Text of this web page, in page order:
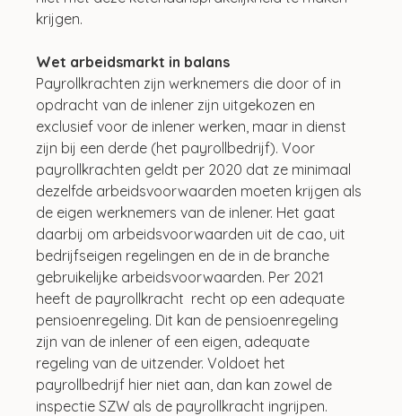
krijgen.
Wet arbeidsmarkt in balans
Payrollkrachten zijn werknemers die door of in
opdracht van de inlener zijn uitgekozen en
exclusief voor de inlener werken, maar in dienst
zijn bij een derde (het payrollbedrijf). Voor
payrollkrachten geldt per 2020 dat ze minimaal
dezelfde arbeidsvoorwaarden moeten krijgen als
de eigen werknemers van de inlener. Het gaat
daarbij om arbeidsvoorwaarden uit de cao, uit
bedrijfseigen regelingen en de in de branche
gebruikelijke arbeidsvoorwaarden. Per 2021
heeft de payrollkracht  recht op een adequate
pensioenregeling. Dit kan de pensioenregeling
zijn van de inlener of een eigen, adequate
regeling van de uitzender. Voldoet het
payrollbedrijf hier niet aan, dan kan zowel de
inspectie SZW als de payrollkracht ingrijpen.